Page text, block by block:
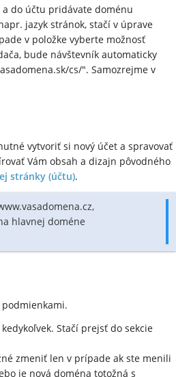
do účtu pridávate doménu
jazyk stránok, stačí v úprave
v položke vyberte možnosť
bude návštevník automaticky
cs/". Samozrejme v
vytvoriť si nový účet a spravovať
Vám obsah a dizajn pôvodného
stránky (účtu).
hlavnej doméne
Stačí prejsť do sekcie
zmeniť len v prípade ak ste menili
je nová doména totožná s